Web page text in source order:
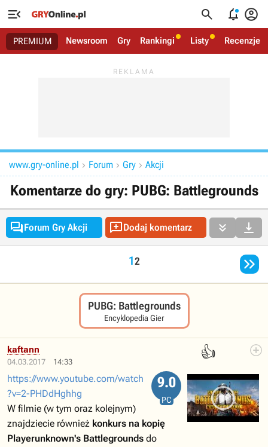
   
PREMIUM Newsroom Gry Rankingi Listy Recenzje
www.gry-online.pl  Forum  Gry  Akcji
Komentarze do gry: PUBG: Battlegrounds
Forum Gry Akcji Dodaj komentarz  
12 
PUBG: Battlegrounds
Encyklopedia Gier
04.03.2017 14:33
👍
kaftann
9.0
PC
https://www.youtube.com/watch
?v=2-PHDdHghhg
W filmie (w tym oraz kolejnym)
znajdziecie również konkurs na kopię
Playerunknown's Battlegrounds do